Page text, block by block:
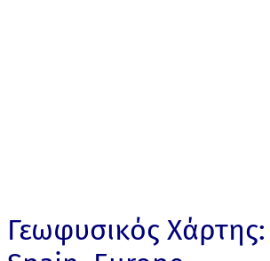
Γεωφυσικός